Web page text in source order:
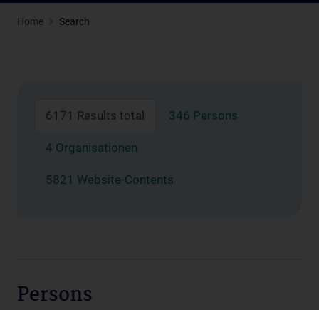
Home Search
6171 Results total 346 Persons
4 Organisationen
5821 Website-Contents
Persons